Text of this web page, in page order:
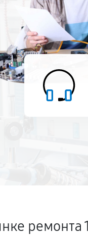
ремонта